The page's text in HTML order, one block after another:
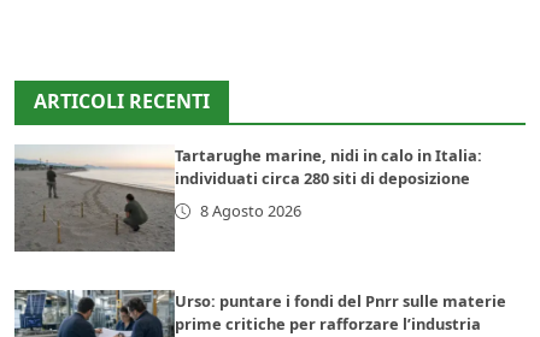
ARTICOLI RECENTI
Tartarughe marine, nidi in calo in Italia:
individuati circa 280 siti di deposizione
8 Agosto 2026
Urso: puntare i fondi del Pnrr sulle materie
prime critiche per rafforzare l’industria